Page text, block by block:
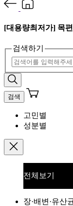
[대용량최저가] 목
검색하기
검색
고민별
성분별
전체보기
장·배변·유산